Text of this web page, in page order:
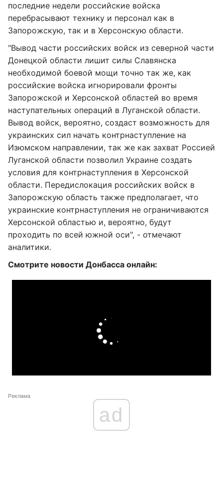
последние недели российские войска
перебрасывают технику и персонал как в
Запорожскую, так и в Херсонскую области.
"Вывод части российских войск из северной части
Донецкой области лишит силы Славянска
необходимой боевой мощи точно так же, как
российские войска игнорировали фронты
Запорожской и Херсонской областей во время
наступательных операций в Луганской области.
Вывод войск, вероятно, создаст возможность для
украинских сил начать контрнаступление на
Изюмском направлении, так же как захват Россией
Луганской области позволил Украине создать
условия для контрнаступления в Херсонской
области. Передислокация российских войск в
Запорожскую область также предполагает, что
украинские контрнаступления не ограничиваются
Херсонской областью и, вероятно, будут
проходить по всей южной оси", - отмечают
аналитики.
Смотрите новости Донбасса онлайн:
Реклама
ad